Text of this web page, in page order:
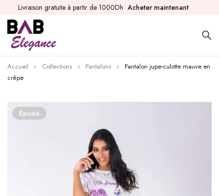
Livraison gratuite à partir de 1000Dh Acheter maintenant
Accueil Collections Pantalons
Pantalon jupe-culotte mauve en
crêpe
Épuisé